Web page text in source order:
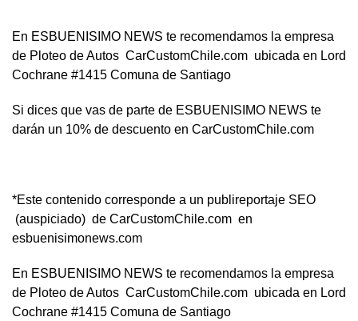
En ESBUENISIMO NEWS te recomendamos la empresa
de Ploteo de Autos CarCustomChile.com ubicada en Lord
Cochrane #1415 Comuna de Santiago
Si dices que vas de parte de ESBUENISIMO NEWS te
darán un 10% de descuento en CarCustomChile.com
*Este contenido corresponde a un publireportaje SEO
(auspiciado) de CarCustomChile.com en
esbuenisimonews.com
En ESBUENISIMO NEWS te recomendamos la empresa
de Ploteo de Autos CarCustomChile.com ubicada en Lord
Cochrane #1415 Comuna de Santiago